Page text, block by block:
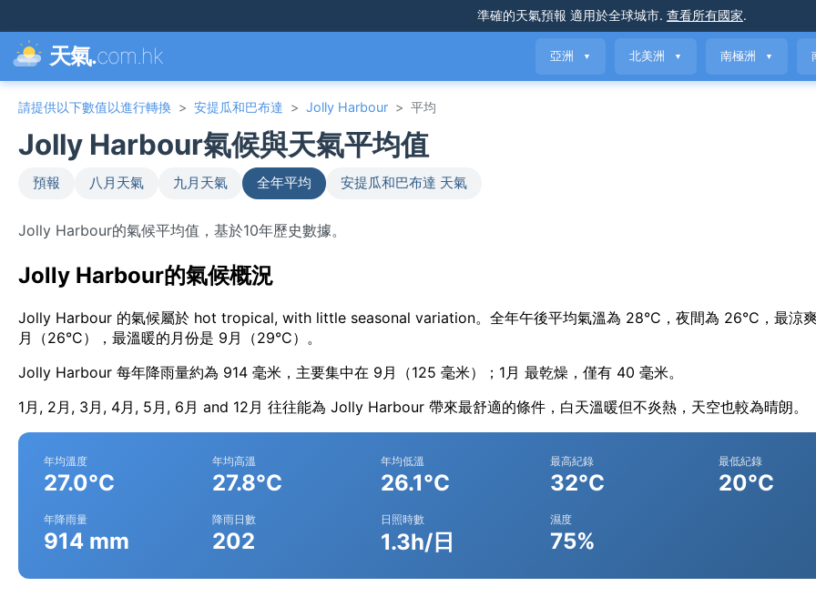
準確的天氣預報 適用於全球城市. 查看所有國家.
天氣.com.hk 亞洲 ▼ 北美洲 ▼ 南極洲 ▼
請提供以下數值以進行轉換 > 安提瓜和巴布達 > Jolly Harbour > 平均
Jolly Harbour氣候與天氣平均值
預報 八月天氣 九月天氣 全年平均 安提瓜和巴布達 天氣
Jolly Harbour的氣候平均值，基於10年歷史數據。
Jolly Harbour的氣候概況
Jolly Harbour 的氣候屬於 hot tropical, with little seasonal variation。全年午後平均氣溫為 28°C，夜間為 26°C，最涼
月（26°C），最溫暖的月份是 9月（29°C）。
Jolly Harbour 每年降雨量約為 914 毫米，主要集中在 9月（125 毫米）；1月 最乾燥，僅有 40 毫米。
1月, 2月, 3月, 4月, 5月, 6月 and 12月 往往能為 Jolly Harbour 帶來最舒適的條件，白天溫暖但不炎熱，天空也較為晴朗。
年均溫度
27.0°C
年均高溫
27.8°C
年均低溫
26.1°C
最高紀錄
32°C
最低紀錄
20°C
年降雨量
914 mm
降雨日數
202
日照時數
1.3h/日
濕度
75%